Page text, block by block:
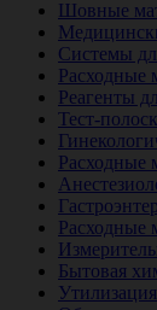
Шовные
Системы
Расходные
Реагенты
Тест-
Расходные
Расходные
Бытовая
Утилизация